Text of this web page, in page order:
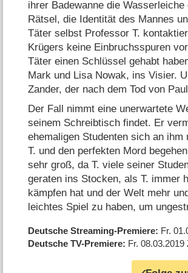
ihrer Badewanne die
Rätsel, die Identität des Mannes
Täter selbst Professor T.
Krügers keine Einbruchsspuren
Täter einen Schlüssel gehabt
Mark und Lisa Nowak, ins Visier.
Zander, der nach dem Tod von
Der Fall nimmt eine unerwartete
seinem Schreibtisch findet. Er
ehemaligen Studenten sich an
T. und den perfekten Mord
sehr groß, da T. viele seiner
geraten ins Stocken, als T. immer
kämpfen hat und der Welt mehr
leichtes Spiel zu haben, um
Deutsche Streaming-Premiere Fr.
Deutsche TV-Premiere Fr. 08.03.2019